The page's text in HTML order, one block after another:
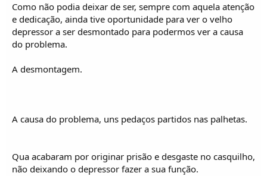
Como não podia deixar de ser, sempre com aquela atenção
e dedicação, ainda tive oportunidade para ver o velho
depressor a ser desmontado para podermos ver a causa
do problema.
A desmontagem.
A causa do problema, uns pedaços partidos nas palhetas.
Qua acabaram por originar prisão e desgaste no casquilho,
não deixando o depressor fazer a sua função.